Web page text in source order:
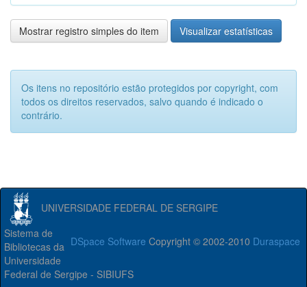
Mostrar registro simples do item Visualizar estatísticas
Os itens no repositório estão protegidos por copyright, com
todos os direitos reservados, salvo quando é indicado o
contrário.
UNIVERSIDADE FEDERAL DE SERGIPE
DSpace Software Copyright © 2002-2010 Duraspace
Sistema de
Bibliotecas da
Universidade
Federal de Sergipe - SIBIUFS